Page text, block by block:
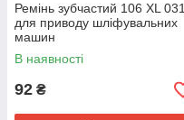
Ремінь зубчастий 106 XL 031
для приводу шліфувальних
машин
В наявності
92 ₴